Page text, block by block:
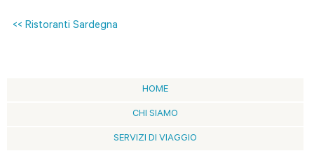
<< Ristoranti Sardegna
HOME
CHI SIAMO
SERVIZI DI VIAGGIO